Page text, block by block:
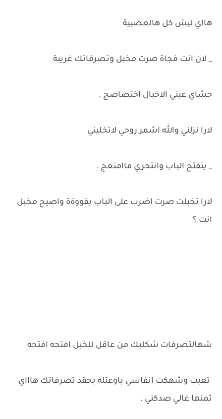
هااي ليش كل هالعصبية
_ لان انت فجاة صرت مخبل وتصرفاتك غريبة
حشاي عيني الاخبال اختصاصج .
لارا نزلني والله اشمر روحي لاتخليني
_ ينفتح الباب وانتحري ماامنعج .
لارا تخبلت صرت اضرب على الباب بقووةة واصيح مخبل
انت ؟
شهالتصرفات شكلبك من عاقل للخبل افتحه افتحه
تعبت وشهكت انفاسي باوعتله بحقد تصرفاتك هاااي
ثمنها غالي صدكني .